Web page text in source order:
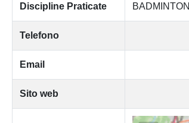
Discipline Praticate BADMINTON
Telefono
Email
Sito web